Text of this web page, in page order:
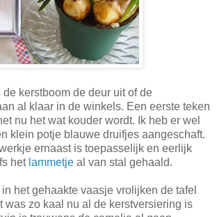
kerstboom de deur uit of de
al klaar in de winkels. Een eerste teken
nu het wat kouder wordt. Ik heb er wel
klein potje blauwe druifjes aangeschaft.
ernaast is toepasselijk en eerlijk
het lammetje al van stal gehaald.
het gehaakte vaasje vrolijken de tafel
was zo kaal nu al de kerstversiering is